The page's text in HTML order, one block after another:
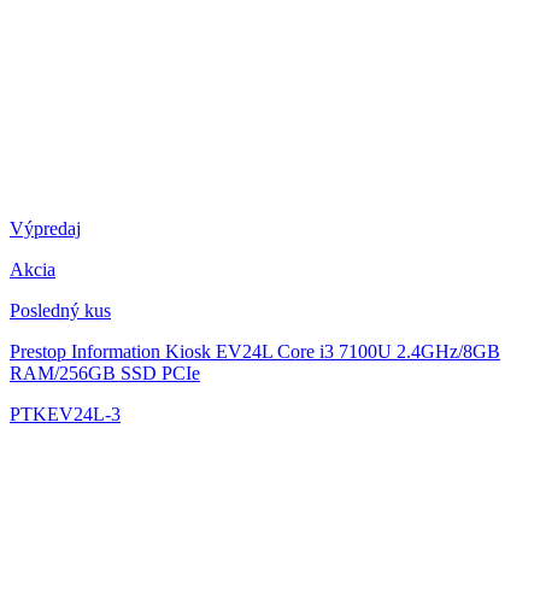
Výpredaj
Akcia
Posledný kus
Prestop Information Kiosk EV24L Core i3 7100U 2.4GHz/8GB
RAM/256GB SSD PCIe
PTKEV24L-3